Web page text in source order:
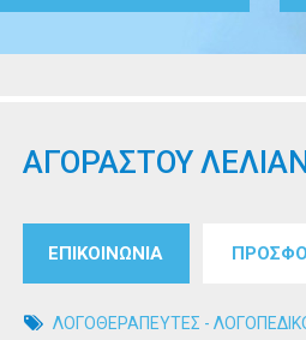
ΑΓΟΡΑΣΤΟΥ
Tabs group
ΕΠΙΚΟΙΝΩΝΙΑ
καρτέλα)
ΛΟΓΟΘΕΡΑΠΕΥΤΕΣ -